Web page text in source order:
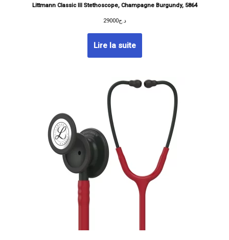
Littmann Classic III Stethoscope, Champagne Burgundy, 5864
د.ج29000
Lire la suite